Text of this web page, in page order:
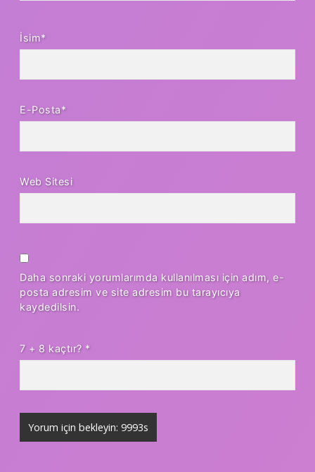
İsim*
E-Posta*
Web Sitesi
Daha sonraki yorumlarımda kullanılması için adım, e-
posta adresim ve site adresim bu tarayıcıya
kaydedilsin.
7 + 8 kaçtır? *